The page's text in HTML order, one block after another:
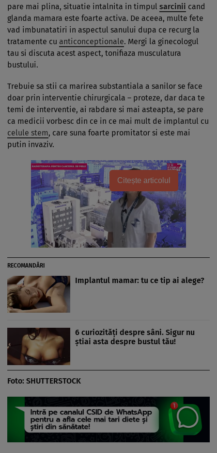
pare mai plina, situatie intalnita in timpul sarcinii cand
glanda mamara este foarte activa. De aceea, multe fete
vad imbunatatiri in aspectul sanului dupa ce recurg la
tratamente cu anticonceptionale. Mergi la ginecologul
tau si discuta acest aspect, tonifiaza musculatura
bustului.
Trebuie sa stii ca marirea substantiala a sanilor se face
doar prin interventie chirurgicala – proteze, dar daca te
temi de interventie, ai rabdare si mai asteapta, se pare
ca medicii vorbesc din ce in ce mai mult de implantul cu
celule stem, care suna foarte promitator si este mai
putin invaziv.
Citește articolul
RECOMANDĂRI
Implantul mamar: tu ce tip ai alege?
6 curiozități despre sâni. Sigur nu
știai asta despre bustul tău!
Foto: SHUTTERSTOCK